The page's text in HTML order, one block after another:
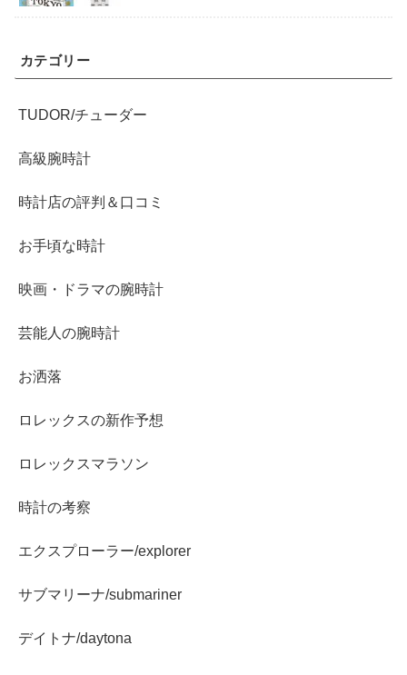
カテゴリー
TUDOR/チューダー
高級腕時計
時計店の評判＆口コミ
お手頃な時計
映画・ドラマの腕時計
芸能人の腕時計
お洒落
ロレックスの新作予想
ロレックスマラソン
時計の考察
エクスプローラー/explorer
サブマリーナ/submariner
デイトナ/daytona